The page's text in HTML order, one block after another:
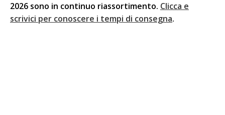
2026 sono in continuo riassortimento. Clicca e
scrivici per conoscere i tempi di consegna.